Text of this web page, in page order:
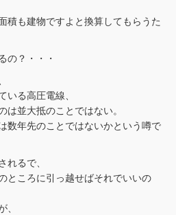
積も建物ですよと換算してもらうた
の？・・・
いる高圧電線、
は並大抵のことではない。
数年先のことではないかという噂で
れるで、
ところに引っ越せばそれでいいの
、